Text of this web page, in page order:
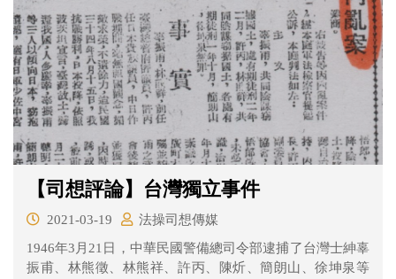
仍有相關文章未移除，於2021年3月開罰巴哈姆特和Dcard
各6萬元並命限期改善。
【司想評論】台灣獨立事件
2021-03-19
法操司想傳媒
1946年3月21日，中華民國警備總司令部逮捕了台灣士紳辜
振甫、林熊徵、林熊祥、許丙、陳炘、簡朗山、徐坤泉等